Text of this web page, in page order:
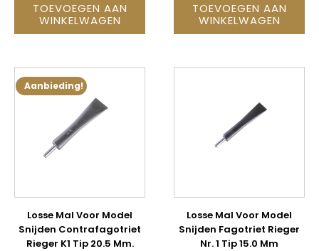
TOEVOEGEN AAN
WINKELWAGEN
TOEVOEGEN AAN
WINKELWAGEN
Aanbieding!
Losse Mal Voor Model
Snijden Contrafagotriet
Rieger K1 Tip 20.5 Mm.
Losse Mal Voor Model
Snijden Fagotriet Rieger
Nr. 1 Tip 15.0 Mm